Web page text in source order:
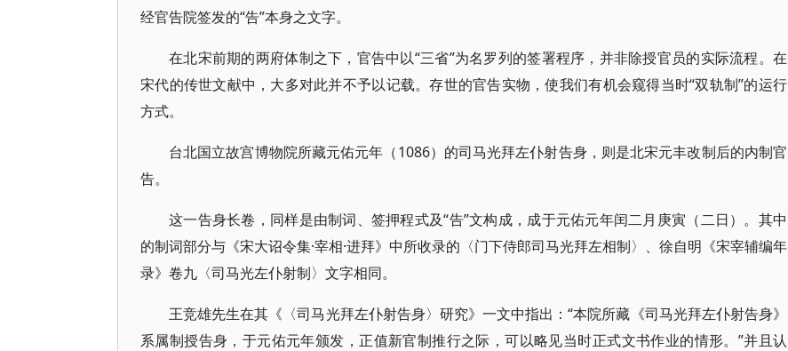
经官告院签发的“告”本身之文字。
在北宋前期的两府体制之下，官告中以“三省”为名罗列的签署程序，并非除授官员的实际流程。在
宋代的传世文献中，大多对此并不予以记载。存世的官告实物，使我们有机会窥得当时“双轨制”的运行
方式。
台北国立故宫博物院所藏元佑元年（1086）的司马光拜左仆射告身，则是北宋元丰改制后的内制官
告。
这一告身长卷，同样是由制词、签押程式及“告”文构成，成于元佑元年闰二月庚寅（二日）。其中
的制词部分与《宋大诏令集·宰相·进拜》中所收录的〈门下侍郎司马光拜左相制〉、徐自明《宋宰辅编年
录》卷九〈司马光左仆射制〉文字相同。
王竞雄先生在其《〈司马光拜左仆射告身〉研究》一文中指出：“本院所藏《司马光拜左仆射告身》
系属制授告身，于元佑元年颁发，正值新官制推行之际，可以略见当时正式文书作业的情形。”并且认